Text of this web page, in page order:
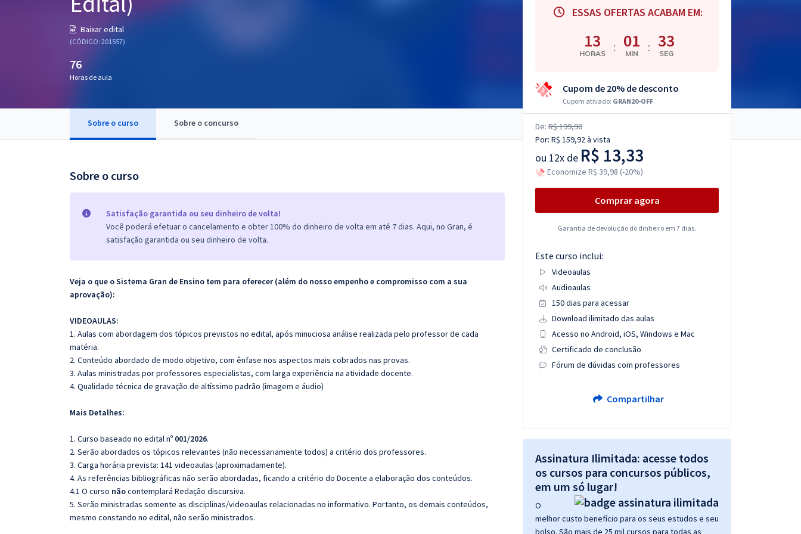
Baixar edital
(CÓDIGO: 201557)
76
Horas de aula
Sobre o curso Sobre o concurso
Sobre o curso
Satisfação garantida ou seu dinheiro de volta!
Você poderá efetuar o cancelamento e obter 100% do dinheiro de volta em até 7 dias. Aqui, no Gran, é
satisfação garantida ou seu dinheiro de volta.
Veja o que o Sistema Gran de Ensino tem para oferecer (além do nosso empenho e compromisso com a sua
aprovação):
VIDEOAULAS:
1. Aulas com abordagem dos tópicos previstos no edital, após minuciosa análise realizada pelo professor de cada
matéria.
2. Conteúdo abordado de modo objetivo, com ênfase nos aspectos mais cobrados nas provas.
3. Aulas ministradas por professores especialistas, com larga experiência na atividade docente.
4. Qualidade técnica de gravação de altíssimo padrão (imagem e áudio)
Mais Detalhes:
1. Curso baseado no edital nº 001/2026.
2. Serão abordados os tópicos relevantes (não necessariamente todos) a critério dos professores.
3. Carga horária prevista: 141 videoaulas (aproximadamente).
4. As referências bibliográficas não serão abordadas, ficando a critério do Docente a elaboração dos conteúdos.
4.1 O curso nãocontemplará Redação discursiva.
5. Serão ministradas somente as disciplinas/videoaulas relacionadas no informativo. Portanto, os demais conteúdos,
mesmo constando no edital, não serão ministrados.
ESSAS OFERTAS ACABAM EM:
13
HORAS : 01
MIN : 32
SEG
Cupom de 20% de desconto
Cupom ativado: GRAN20-OFF
De: R$ 199,90
Por: R$ 159,92à vista
ou 12x de R$ 13,33
Economize R$ 39,98 (-20%)
Comprar agora
Garantia de devolução do dinheiro em 7 dias.
Este curso inclui:
Videoaulas
Audioaulas
150 dias para acessar
Download ilimitado das aulas
Acesso no Android, iOS, Windows e Mac
Certificado de conclusão
Fórum de dúvidas com professores
Compartilhar
Assinatura Ilimitada: acesse todos
os cursos para concursos públicos,
em um só lugar!
O
melhor custo benefício para os seus estudos e seu
bolso. São mais de 25 mil cursos para todas as